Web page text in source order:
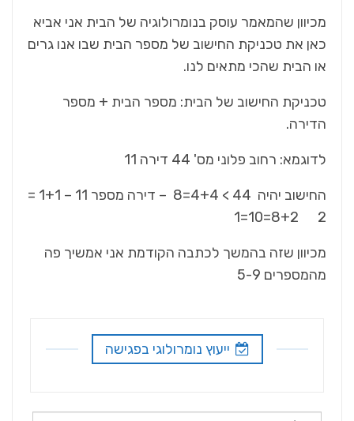
מכיוון שהמאמר עוסק בנומרולוגיה של הבית אני אביא
כאן את טכניקת החישוב של מספר הבית שבו אנו גרים
או הבית שהכי מתאים לנו.
טכניקת החישוב של הבית: מספר הבית + מספר
הדירה.
לדוגמא: רחוב פלוני מס' 44 דירה 11
החישוב יהיה 44 > 4+4=8 – דירה מספר 11 – 1+1 =
2 8+2=10=1
מכיוון שזה בהמשך לכתבה הקודמת אני אמשיך פה
מהמספרים 5-9
ייעוץ נומרולוגי בפגישה